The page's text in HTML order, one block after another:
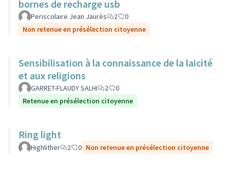
bornes de recharge usb
Periscolaire Jean Jaurès 2
0
Non retenue en présélection citoyenne
Sensibilisation à la connaissance de la laicité
et aux religions
GARRET-FLAUDY SALHI 2
0
Retenue en présélection citoyenne
Ring light
Highlither 2 0 Non retenue en présélection citoyenne